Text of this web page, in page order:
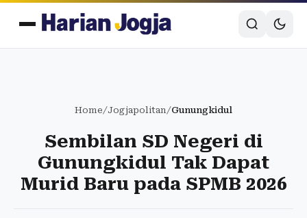
Home/Jogjapolitan/Gunungkidul
Sembilan SD Negeri di
Gunungkidul Tak Dapat
Murid Baru pada SPMB 2026